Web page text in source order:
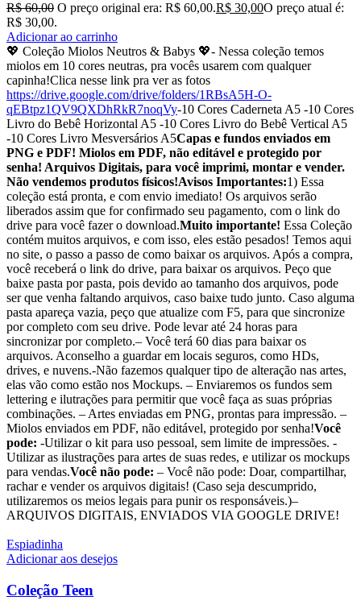
R$60,00 O preço original era: R$ 60,00.R$ 30,00O preço atual é:
R$ 30,00.
Adicionar ao carrinho
💖 Coleção Miolos Neutros & Babys 💖- Nessa coleção temos
miolos em 10 cores neutras, pra vocês usarem com qualquer
capinha!Clica nesse link pra ver as fotos
https://drive.google.com/drive/folders/1RBsA5H-O-
qEBtpz1QV9QXDhRkR7noqVy-10 Cores Caderneta A5 -10 Cores
Livro do Bebê Horizontal A5 -10 Cores Livro do Bebê Vertical A5
-10 Cores Livro Mesversários A5Capas e fundos enviados em
PNG e PDF! Miolos em PDF, não editável e protegido por
senha! Arquivos Digitais, para você imprimi, montar e vender.
Não vendemos produtos físicos!Avisos Importantes:1) Essa
coleção está pronta, e com envio imediato! Os arquivos serão
liberados assim que for confirmado seu pagamento, com o link do
drive para você fazer o download.Muito importante! Essa Coleção
contém muitos arquivos, e com isso, eles estão pesados! Temos aqui
no site, o passo a passo de como baixar os arquivos. Após a compra,
você receberá o link do drive, para baixar os arquivos. Peço que
baixe pasta por pasta, pois devido ao tamanho dos arquivos, pode
ser que venha faltando arquivos, caso baixe tudo junto. Caso alguma
pasta apareça vazia, peço que atualize com F5, para que sincronize
por completo com seu drive. Pode levar até 24 horas para
sincronizar por completo.– Você terá 60 dias para baixar os
arquivos. Aconselho a guardar em locais seguros, como HDs,
drives, e nuvens.-Não fazemos qualquer tipo de alteração nas artes,
elas vão como estão nos Mockups. – Enviaremos os fundos sem
lettering e ilutrações para permitir que você faça as suas próprias
combinações. – Artes enviadas em PNG, prontas para impressão. –
Miolos enviados em PDF, não editável, protegido por senha!Você
pode: -Utilizar o kit para uso pessoal, sem limite de impressões. -
Utilizar as ilustrações para artes de suas redes, e utilizar os mockups
para vendas.Você não pode: – Você não pode: Doar, compartilhar,
rachar e vender os arquivos digitais! (Caso seja descumprido,
utilizaremos os meios legais para punir os responsáveis.)–
ARQUIVOS DIGITAIS, ENVIADOS VIA GOOGLE DRIVE!
Espiadinha
Adicionar aos desejos
Coleção Teen